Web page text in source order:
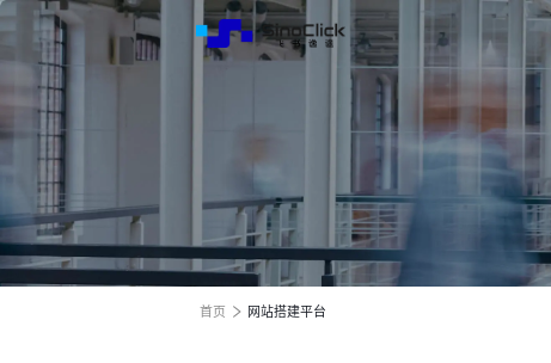
跨境电商全渠道效果营销
跨境电商全渠道效果营销
跨境电商全渠道效果营销
首页 网站搭建平台